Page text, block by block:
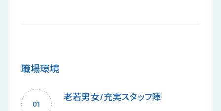
職場環境
老若男女/充実スタッフ陣